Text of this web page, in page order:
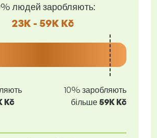
людей заробляють:
23K - 59K Kč
Kč
10% заробляють
більше 59K Kč